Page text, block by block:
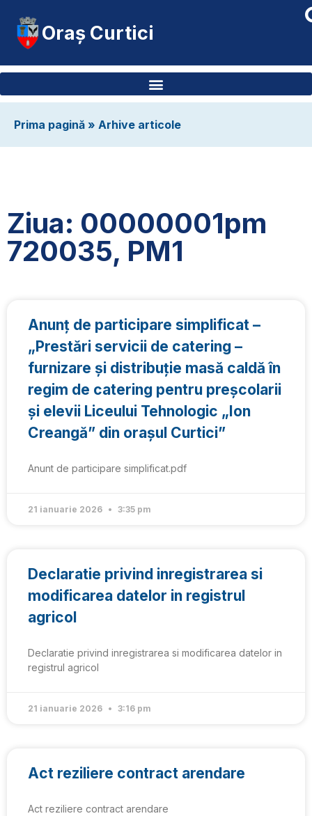
Oraș Curtici
Prima pagină » Arhive articole
Ziua: 00000001pm
720035, PM1
Anunț de participare simplificat –
„Prestări servicii de catering –
furnizare și distribuție masă caldă în
regim de catering pentru preșcolarii
și elevii Liceului Tehnologic „Ion
Creangă” din orașul Curtici”
Anunt de participare simplificat.pdf
21 ianuarie 2026 3:35 pm
Declaratie privind inregistrarea si
modificarea datelor in registrul
agricol
Declaratie privind inregistrarea si modificarea datelor in
registrul agricol
21 ianuarie 2026 3:16 pm
Act reziliere contract arendare
Act reziliere contract arendare